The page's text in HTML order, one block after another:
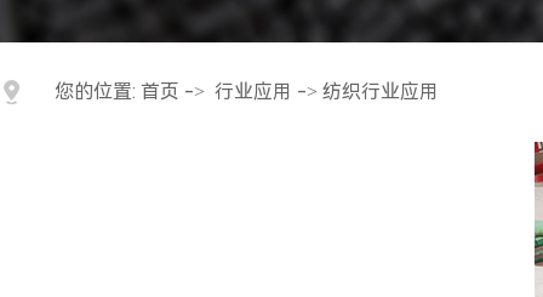
您的位置: 首页 -> 行业应用 -> 纺织行业应用